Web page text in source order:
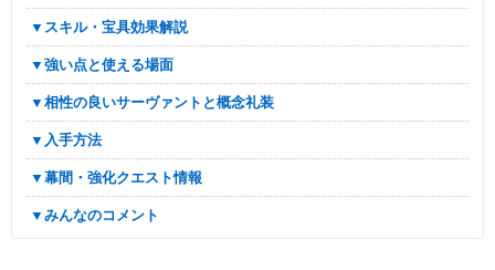
▼スキル・宝具効果解説
▼強い点と使える場面
▼相性の良いサーヴァントと概念礼装
▼入手方法
▼幕間・強化クエスト情報
▼みんなのコメント